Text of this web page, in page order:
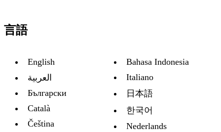
言語
English
العربية
Български
Català
Čeština
Bahasa Indonesia
Italiano
日本語
한국어
Nederlands